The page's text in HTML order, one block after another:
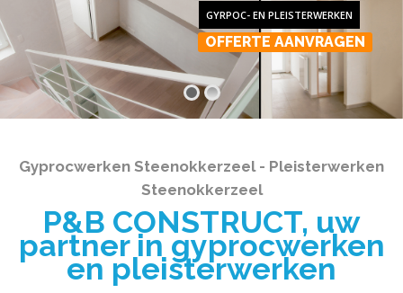
GYRPOC- EN PLEISTERWERKEN
OFFERTE AANVRAGEN
Gyprocwerken Steenokkerzeel - Pleisterwerken
Steenokkerzeel
P&B CONSTRUCT, uw
partner in gyprocwerken
en pleisterwerken